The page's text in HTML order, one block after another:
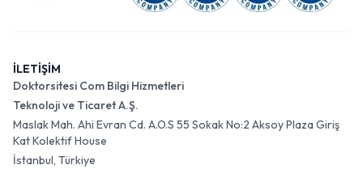
İLETİŞİM
Doktorsitesi Com Bilgi Hizmetleri
Teknoloji ve Ticaret A.Ş.
Maslak Mah. Ahi Evran Cd. A.O.S 55 Sokak No:2 Aksoy Plaza Giriş
Kat Kolektif House
İstanbul, Türkiye